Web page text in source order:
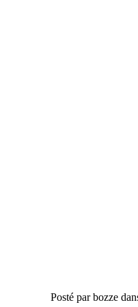
Posté parbozze